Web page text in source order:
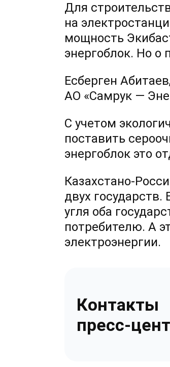
Для
на
мощность
энергоблок. Но о
Есберген
АО «Самрук —
С учетом
поставить
энергоблок это
Казахстано-
двух
угля оба
потребителю. А
электроэнергии.
Контакты
пресс-